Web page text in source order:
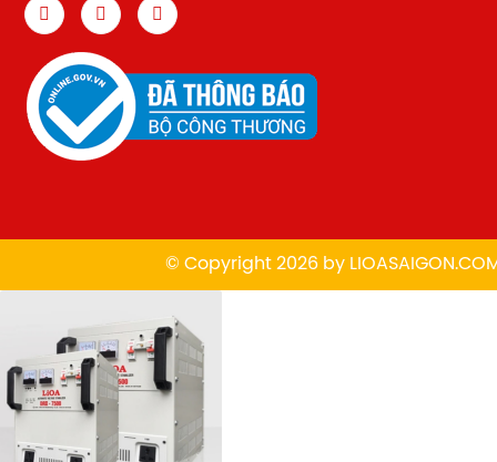
© Copyright 2026 by L